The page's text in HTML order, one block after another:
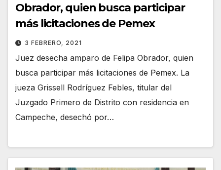
Obrador, quien busca participar
más licitaciones de Pemex
3 FEBRERO, 2021
Juez desecha amparo de Felipa Obrador, quien
busca participar más licitaciones de Pemex. La
jueza Grissell Rodríguez Febles, titular del
Juzgado Primero de Distrito con residencia en
Campeche, desechó por…